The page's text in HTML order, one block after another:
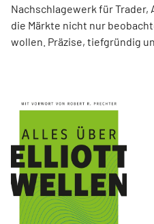
Nachschlagewerk für
die Märkte nicht nur
wollen. Präzise, tiefgründig